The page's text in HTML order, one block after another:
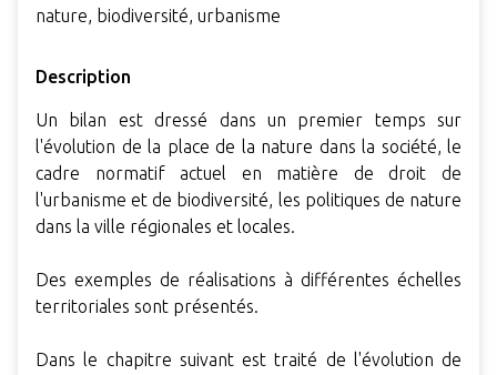
nature, biodiversité, urbanisme
Description
Un bilan est dressé dans un premier temps sur
l'évolution de la place de la nature dans la société, le
cadre normatif actuel en matière de droit de
l'urbanisme et de biodiversité, les politiques de nature
dans la ville régionales et locales.
Des exemples de réalisations à différentes échelles
territoriales sont présentés.
Dans le chapitre suivant est traité de l'évolution de